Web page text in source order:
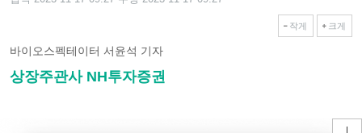
작게 크게
바이오스펙테이터 서윤석 기자
상장주관사 NH투자증권